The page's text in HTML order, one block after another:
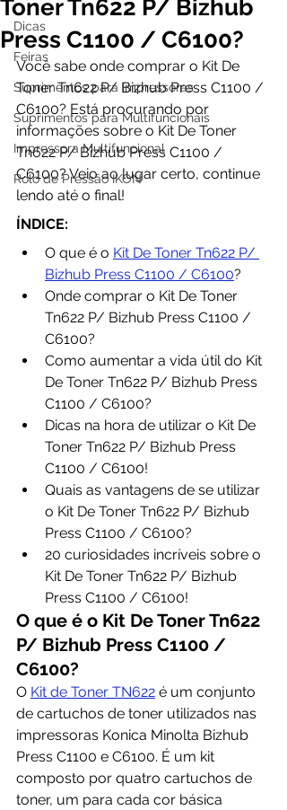
Dicas
Feiras
Suprimentos para Impressoras
Suprimentos para Multifuncionais
Impressora Multifuncional
Rolo de Pressão IKON
Toner Tn622 P/ Bizhub
Press C1100 / C6100?
Você sabe onde comprar o Kit De
Toner Tn622 P/ Bizhub Press C1100 /
C6100? Está procurando por
informações sobre o Kit De Toner
Tn622 P/ Bizhub Press C1100 /
C6100? Veio ao lugar certo, continue
lendo até o final!
ÍNDICE:
O que é o Kit De Toner Tn622 P/
Bizhub Press C1100 / C6100?
Onde comprar o Kit De Toner
Tn622 P/ Bizhub Press C1100 /
C6100?
Como aumentar a vida útil do Kit
De Toner Tn622 P/ Bizhub Press
C1100 / C6100?
Dicas na hora de utilizar o Kit De
Toner Tn622 P/ Bizhub Press
C1100 / C6100!
Quais as vantagens de se utilizar
o Kit De Toner Tn622 P/ Bizhub
Press C1100 / C6100?
20 curiosidades incríveis sobre o
Kit De Toner Tn622 P/ Bizhub
Press C1100 / C6100!
O que é o Kit De Toner Tn622
P/ Bizhub Press C1100 /
C6100?
O Kit de Toner TN622 é um conjunto
de cartuchos de toner utilizados nas
impressoras Konica Minolta Bizhub
Press C1100 e C6100. É um kit
composto por quatro cartuchos de
toner, um para cada cor básica